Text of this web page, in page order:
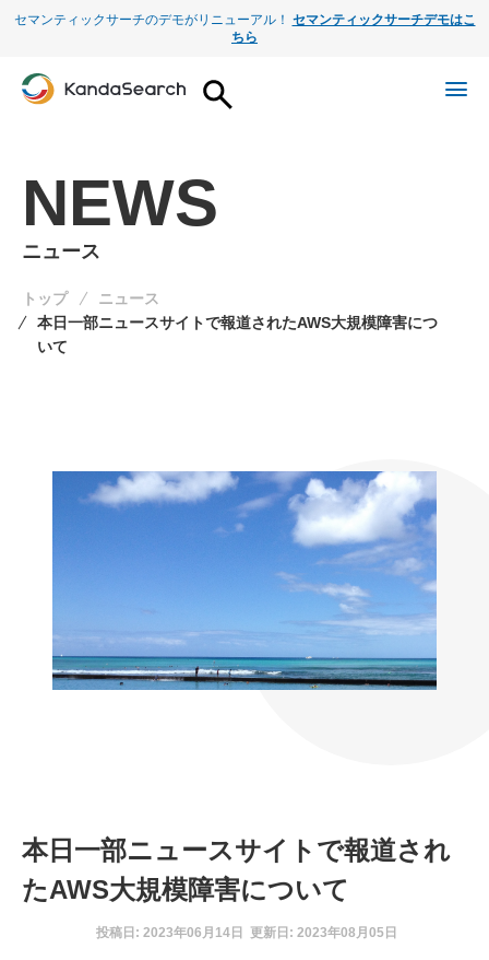
セマンティックサーチのデモがリニューアル！ セマンティックサーチデモはこ
ちら
NEWS
ニュース
トップ
ニュース
本日一部ニュースサイトで報道されたAWS大規模障害につ
いて
本日一部ニュースサイトで報道され
たAWS大規模障害について
投稿日: 2023年06月14日 更新日: 2023年08月05日